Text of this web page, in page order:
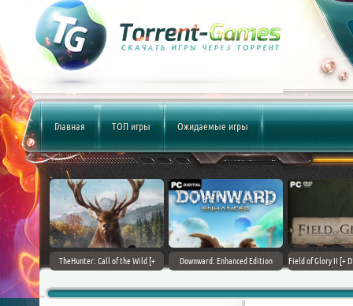
Главная ТОП игры Ожидаемые игры
(2017)
TheHunter: Call of the Wild [+
Downward: Enhanced Edition
Field of Glory II [+